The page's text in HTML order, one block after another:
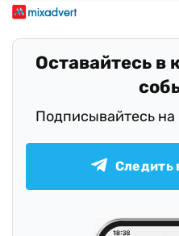
Оставайтесь в
Подписывайтесь на
Следить